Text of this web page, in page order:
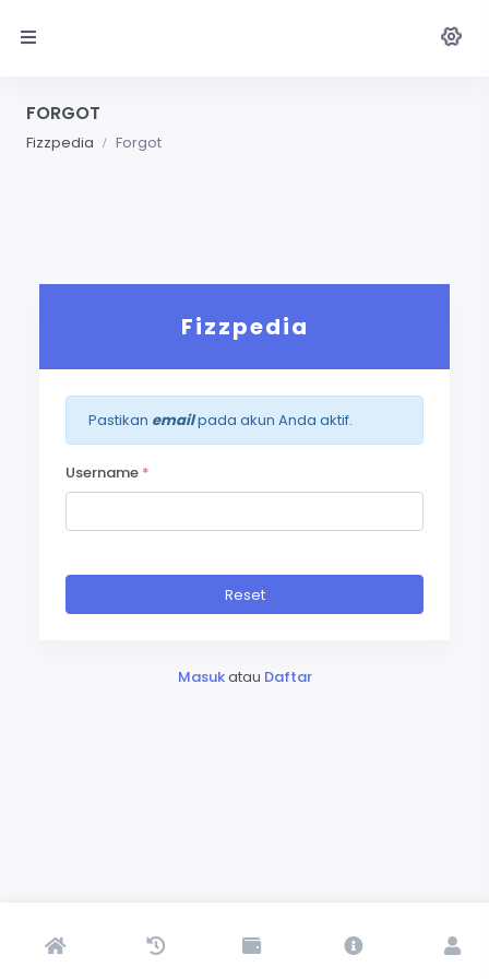
FORGOT
Fizzpedia Forgot
Fizzpedia
Pastikan emailpada akun Anda aktif.
Username *
Reset
Masukatau Daftar